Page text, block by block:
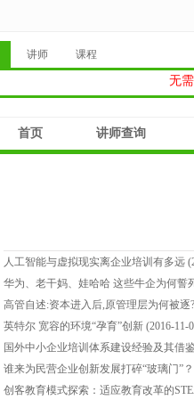
讲师 课程
无
首页 讲师查询
人工智能与虚拟现实离企业培训有多远
华为、老干妈、娃哈哈 这些牛企为何誓
高管自述:资本进入后,原管理层为何被逐?
英特尔 宽容的环境“孕育”创新 (2016-11-
国外中小企业培训体系建设经验及其借
谁来为民营企业创新发展打碎“玻璃门”？
创客教育模式探索：适应教育改革的